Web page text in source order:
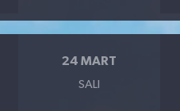
24 MART
SALI